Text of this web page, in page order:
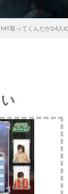
取ってくんだが24人